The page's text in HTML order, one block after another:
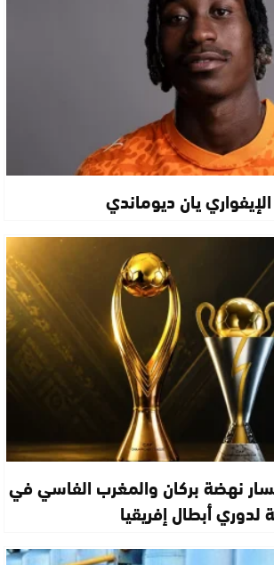
يان ديوماندي
نهضة بركان والمغرب الفاسي في
لدوري أبطال إفريقيا